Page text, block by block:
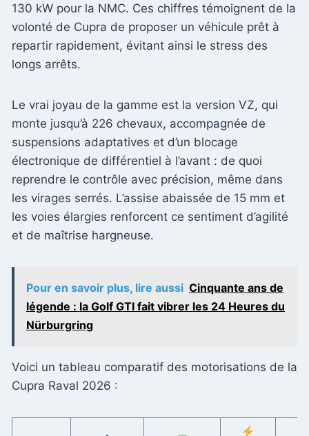
130 kW pour la NMC. Ces chiffres témoignent de la
volonté de Cupra de proposer un véhicule prêt à
repartir rapidement, évitant ainsi le stress des
longs arrêts.
Le vrai joyau de la gamme est la version VZ, qui
monte jusqu’à 226 chevaux, accompagnée de
suspensions adaptatives et d’un blocage
électronique de différentiel à l’avant : de quoi
reprendre le contrôle avec précision, même dans
les virages serrés. L’assise abaissée de 15 mm et
les voies élargies renforcent ce sentiment d’agilité
et de maîtrise hargneuse.
Pour en savoir plus, lire aussi Cinquante ans de
légende : la Golf GTI fait vibrer les 24 Heures du
Nürburgring
Voici un tableau comparatif des motorisations de la
Cupra Raval 2026 :